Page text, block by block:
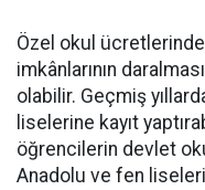
Özel okul
imkânlarının
olabilir. Geçmiş
liselerine kayıt
öğrencilerin devlet
Anadolu ve fen